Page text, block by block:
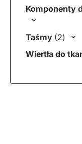
Komponenty
Taśmy 22
Wiertła do